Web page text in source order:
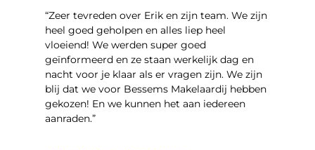
“Zeer tevreden over Erik en zijn team. We zijn
heel goed geholpen en alles liep heel
vloeiend! We werden super goed
geïnformeerd en ze staan werkelijk dag en
nacht voor je klaar als er vragen zijn. We zijn
blij dat we voor Bessems Makelaardij hebben
gekozen! En we kunnen het aan iedereen
aanraden.”